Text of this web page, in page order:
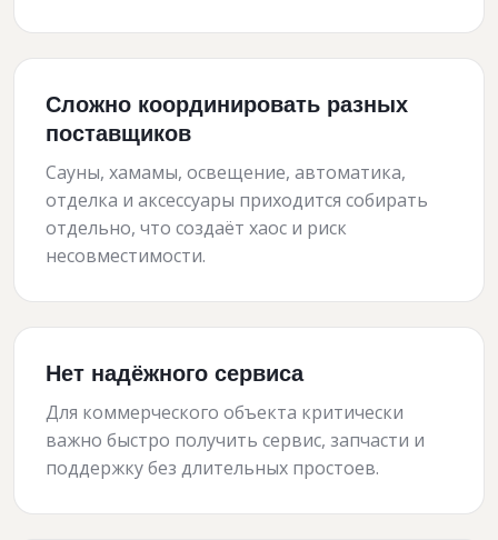
Сложно координировать разных
поставщиков
Сауны, хамамы, освещение, автоматика,
отделка и аксессуары приходится собирать
отдельно, что создаёт хаос и риск
несовместимости.
Нет надёжного сервиса
Для коммерческого объекта критически
важно быстро получить сервис, запчасти и
поддержку без длительных простоев.